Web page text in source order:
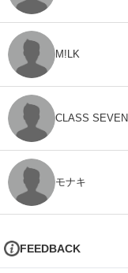
M!LK
CLASS SEVEN
モナキ
FEEDBACK